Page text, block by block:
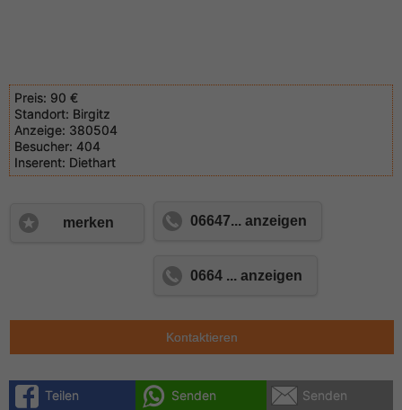
Preis: 90 €
Standort: Birgitz
Anzeige: 380504
Besucher: 404
Inserent: Diethart
merken 06647... anzeigen
0664 ... anzeigen
Kontaktieren
Teilen Senden Senden